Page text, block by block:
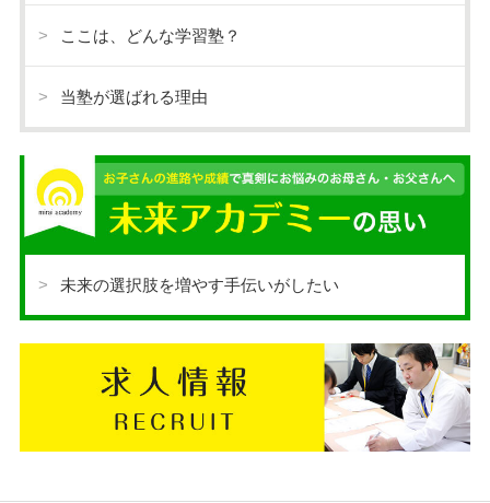
ここは、どんな学習塾？
当塾が選ばれる理由
未来の選択肢を増やす手伝いがしたい